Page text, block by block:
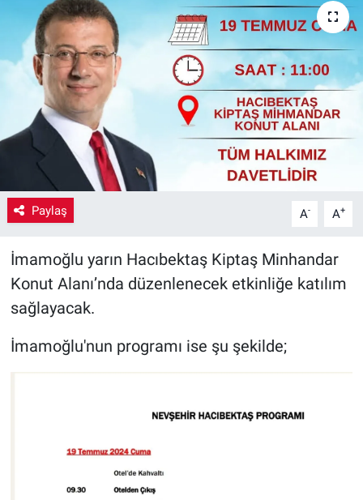
Paylaş A- A+
İmamoğlu yarın Hacıbektaş Kiptaş Minhandar
Konut Alanı’nda düzenlenecek etkinliğe katılım
sağlayacak.
İmamoğlu'nun programı ise şu şekilde;
Kültür - Sanat
Yaşam
VEFATLAR